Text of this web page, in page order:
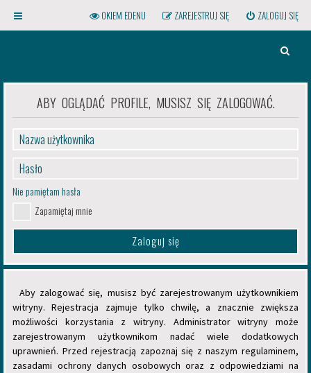
żarówki, aby otworzyć menu!
ZALOGUJ SIĘ
ZAREJESTRUJ SIĘ
OKIEM EDENU
ABY OGLĄDAĆ PROFILE, MUSISZ SIĘ ZALOGOWAĆ.
Nie pamiętam hasła
Zapamiętaj mnie
Aby zalogować się, musisz być zarejestrowanym użytkownikiem
witryny. Rejestracja zajmuje tylko chwilę, a znacznie zwiększa
możliwości korzystania z witryny. Administrator witryny może
zarejestrowanym użytkownikom nadać wiele dodatkowych
uprawnień. Przed rejestracją zapoznaj się z naszym regulaminem,
zasadami ochrony danych osobowych oraz z odpowiedziami na